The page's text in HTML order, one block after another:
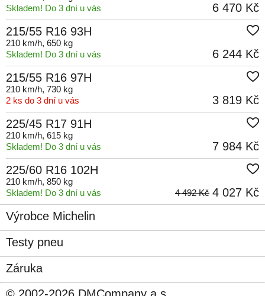
Skladem! Do 3 dní u vás
6 470 Kč
215/55 R16 93H
210 km/h, 650 kg
Skladem! Do 3 dní u vás
6 244 Kč
215/55 R16 97H
210 km/h, 730 kg
2 ks do 3 dní u vás
3 819 Kč
225/45 R17 91H
210 km/h, 615 kg
Skladem! Do 3 dní u vás
7 984 Kč
225/60 R16 102H
210 km/h, 850 kg
Skladem! Do 3 dní u vás
4 027 Kč
4 492 Kč
Výrobce Michelin
Testy pneu
Záruka